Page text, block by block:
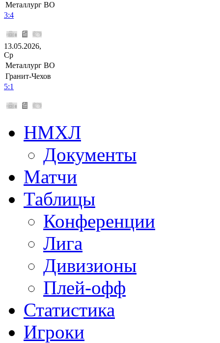
Металлург ВО
3:4
13.05.2026,
Ср
Металлург ВО
Гранит-Чехов
5:1
НМХЛ
Документы
Матчи
Таблицы
Конференции
Лига
Дивизионы
Плей-офф
Статистика
Игроки